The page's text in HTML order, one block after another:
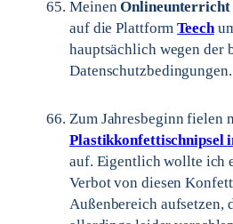
MeinenOnlineunterricht
auf die PlattformTeech
hauptsächlich wegen der
Datenschutzbedingungen.
Zum Jahresbeginn fielen
Plastikkonfettischnipsel
auf. Eigentlich wollte ich
Verbot von diesen
Außenbereich aufsetzen,